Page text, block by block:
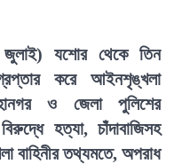
যশোর থেকে তিন
করে আইনশৃঙ্খলা
ও জেলা পুলিশের
হত্যা, চাঁদাবাজিসহ
বাহিনীর তথ্যমতে, অপরাধ